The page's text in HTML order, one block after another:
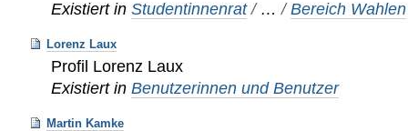
Existiert in Studentinnenrat / …/Bereich Wahlen
Lorenz Laux
Profil Lorenz Laux
Existiert in Benutzerinnen und Benutzer
Martin Kamke